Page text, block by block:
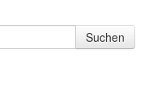
Suchen